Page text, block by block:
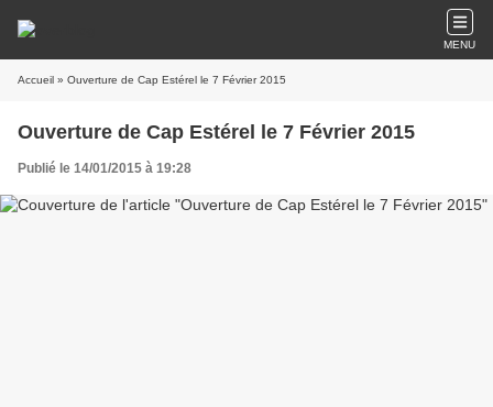
MENU
Accueil » Ouverture de Cap Estérel le 7 Février 2015
Ouverture de Cap Estérel le 7 Février 2015
Publié le 14/01/2015 à 19:28